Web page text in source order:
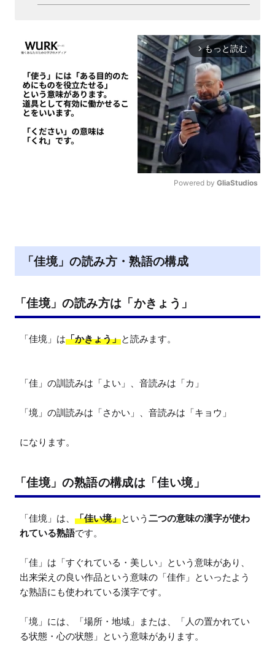
arrow_forward_ios もっと読む
Powered by GliaStudios
「佳境」の読み方・熟語の構成
「佳境」の読み方は「かきょう」
「佳境」は「かきょう」と読みます。
「佳」の訓読みは「よい」、音読みは「カ」
「境」の訓読みは「さかい」、音読みは「キョウ」
になります。
「佳境」の熟語の構成は「佳い境」
「佳境」は、 「佳い境」という 二つの意味の漢字が使わ
れている熟語です。
「佳」は「すぐれている・美しい」という意味があり、
出来栄えの良い作品という意味の「佳作」といったよう
な熟語にも使われている漢字です。
「境」には、「場所・地域」または、「人の置かれてい
る状態・心の状態」という意味があります。